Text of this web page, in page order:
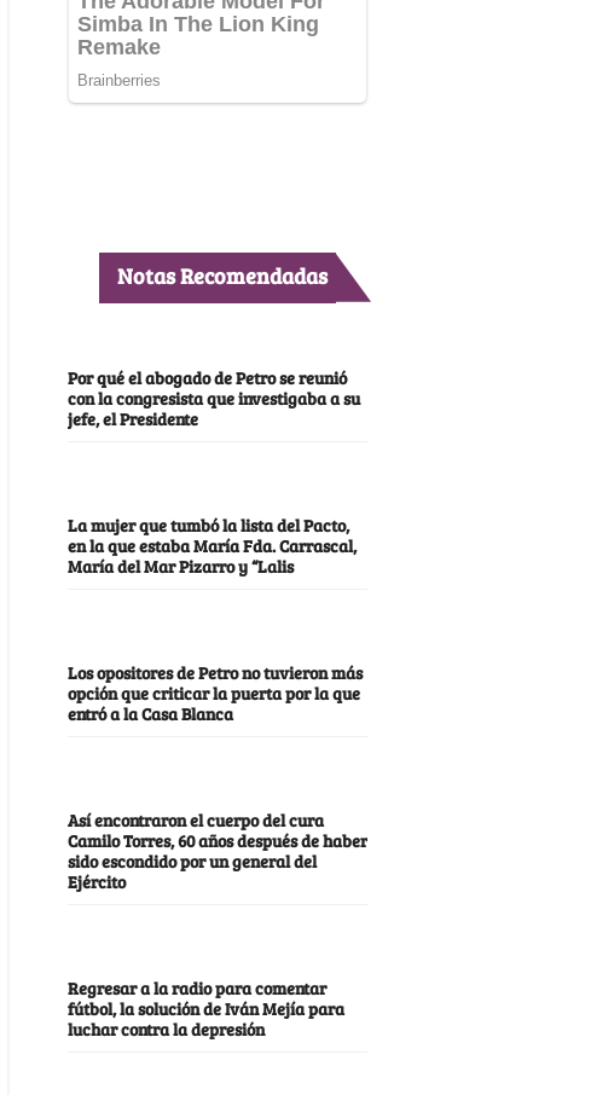
Notas Recomendadas
Por qué el abogado de Petro se reunió
con la congresista que investigaba a su
jefe, el Presidente
La mujer que tumbó la lista del Pacto,
en la que estaba María Fda. Carrascal,
María del Mar Pizarro y “Lalis
Los opositores de Petro no tuvieron más
opción que criticar la puerta por la que
entró a la Casa Blanca
Así encontraron el cuerpo del cura
Camilo Torres, 60 años después de haber
sido escondido por un general del
Ejército
Regresar a la radio para comentar
fútbol, la solución de Iván Mejía para
luchar contra la depresión